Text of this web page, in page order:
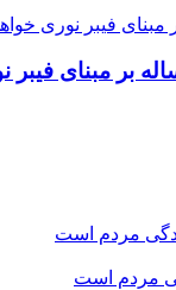
بر مبنای فیبر
مردم است